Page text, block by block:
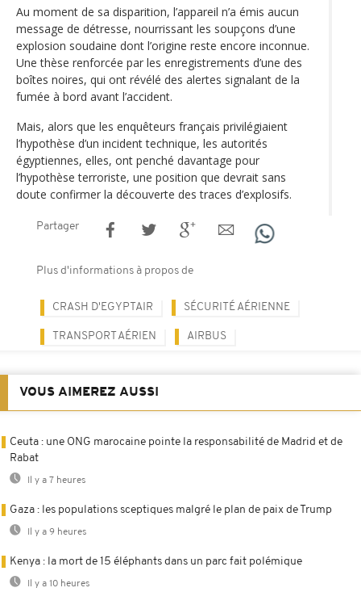
Au moment de sa disparition, l’appareil n’a émis aucun
message de détresse, nourrissant les soupçons d’une
explosion soudaine dont l’origine reste encore inconnue.
Une thèse renforcée par les enregistrements d’une des
boîtes noires, qui ont révélé des alertes signalant de la
fumée à bord avant l’accident.
Mais, alors que les enquêteurs français privilégiaient
l’hypothèse d’un incident technique, les autorités
égyptiennes, elles, ont penché davantage pour
l’hypothèse terroriste, une position que devrait sans
doute confirmer la découverte des traces d’explosifs.
Partager
Plus d'informations à propos de
CRASH D'EGYPTAIR SÉCURITÉ AÉRIENNE
TRANSPORT AÉRIEN AIRBUS
VOUS AIMEREZ AUSSI
Ceuta : une ONG marocaine pointe la responsabilité de Madrid et de
Rabat
Il y a 7 heures
Gaza : les populations sceptiques malgré le plan de paix de Trump
Il y a 9 heures
Kenya : la mort de 15 éléphants dans un parc fait polémique
Il y a 10 heures